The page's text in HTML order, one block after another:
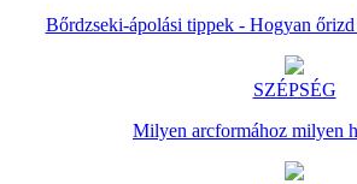
Bőrdzseki-ápolási tippek - Hogyan őrizd
SZÉPSÉG
Milyen arcformához milyen